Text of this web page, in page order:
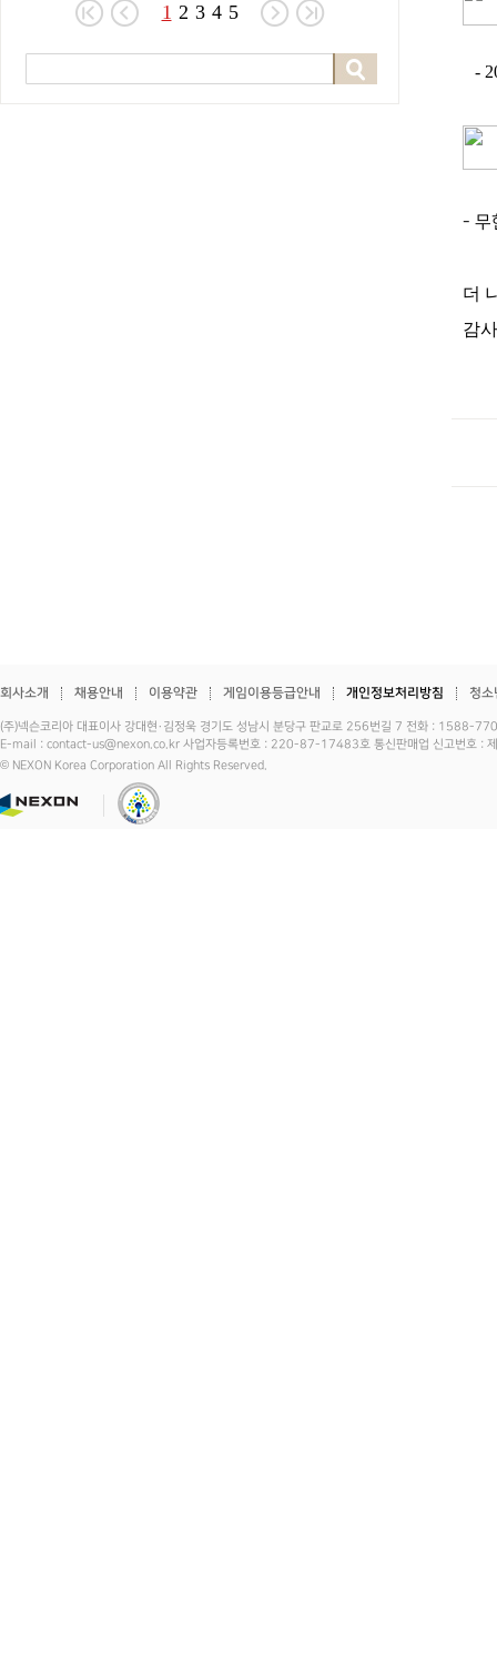
1 2 3 4 5
-
- 무
더
감
회사소개 채용안내 이용약관 게임이용등급안내 개인정보처리방침 청소
(주)넥슨코리아 대표이사 강대현·김정욱 경기도 성남시 분당구 판교로 256번길 7 전화 :
E-mail : contact-us@nexon.co.kr 사업자등록번호 : 220-87-17483호 통신판매업 신고번호 :
© NEXON Korea Corporation All Rights Reserved.